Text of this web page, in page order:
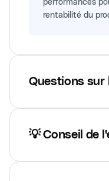
rentabilité du
Questions sur
💡 Conseil de